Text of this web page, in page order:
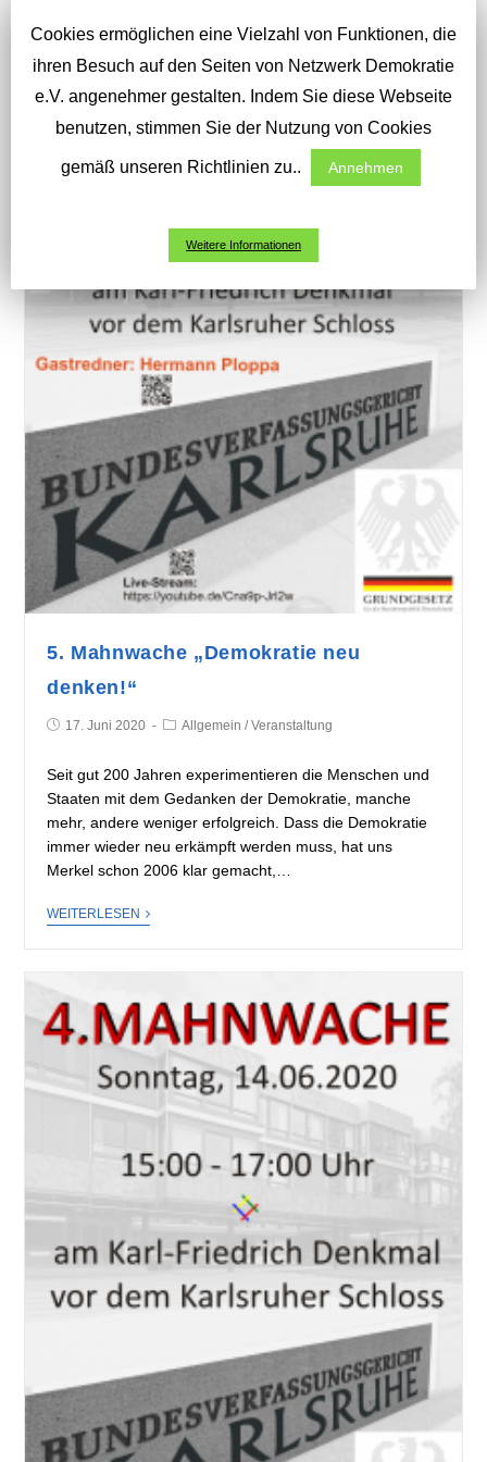
5. Mahnwache „Demokratie neu
denken!“
17. Juni 2020 Allgemein / Veranstaltung
Seit gut 200 Jahren experimentieren die Menschen und
Staaten mit dem Gedanken der Demokratie, manche
mehr, andere weniger erfolgreich. Dass die Demokratie
immer wieder neu erkämpft werden muss, hat uns
Merkel schon 2006 klar gemacht,…
WEITERLESEN
Cookies ermöglichen eine Vielzahl von Funktionen, die
ihren Besuch auf den Seiten von Netzwerk Demokratie
e.V. angenehmer gestalten. Indem Sie diese Webseite
benutzen, stimmen Sie der Nutzung von Cookies
gemäß unseren Richtlinien zu.. Annehmen
Weitere Informationen